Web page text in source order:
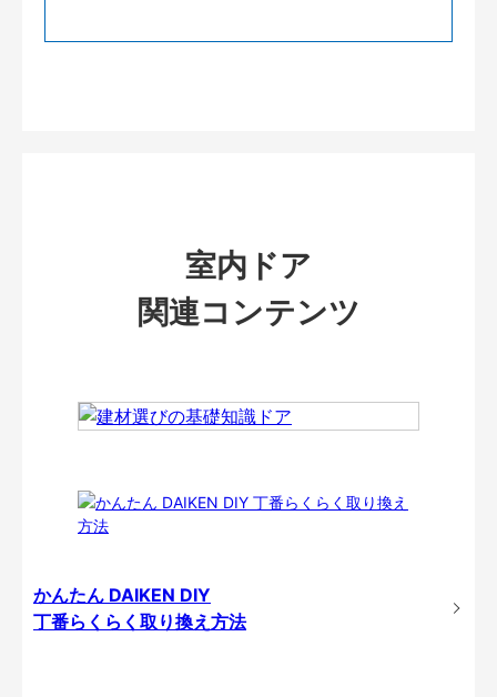
室内ドア
関連コンテンツ
かんたん DAIKEN DIY
丁番らくらく取り換え方法